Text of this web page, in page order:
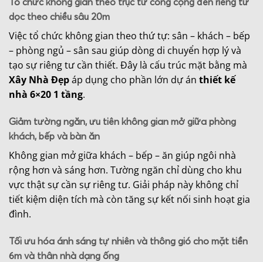
dọc theo chiều sâu 20m
Việc tổ chức không gian theo thứ tự: sân – khách – bếp
– phòng ngủ – sân sau giúp dòng di chuyển hợp lý và
tạo sự riêng tư cần thiết. Đây là cấu trúc mặt bằng mà
Xây Nhà Đẹpáp dụng cho phần lớn dự án thiết kế
nhà 6×20 1 tầng.
Giảm tường ngăn, ưu tiên không gian mở giữa phòng
khách, bếp và bàn ăn
Không gian mở giữa khách – bếp – ăn giúp ngôi nhà
rộng hơn và sáng hơn. Tường ngăn chỉ dùng cho khu
vực thật sự cần sự riêng tư. Giải pháp này không chỉ
tiết kiệm diện tích mà còn tăng sự kết nối sinh hoạt gia
đình.
Tối ưu hóa ánh sáng tự nhiên và thông gió cho mặt tiền
6m và thân nhà dạng ống